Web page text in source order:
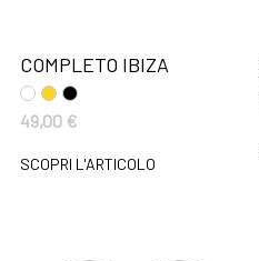
COMPLETO IBIZA
49,00 €
SCOPRI L'ARTICOLO